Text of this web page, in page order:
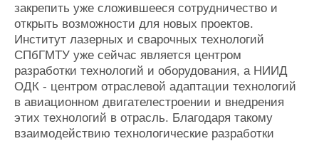
закрепить уже сложившееся сотрудничество и
открыть возможности для новых проектов.
Институт лазерных и сварочных технологий
СПбГМТУ уже сейчас является центром
разработки технологий и оборудования, а НИИД
ОДК - центром отраслевой адаптации технологий
в авиационном двигателестроении и внедрения
этих технологий в отрасль. Благодаря такому
взаимодействию технологические разработки